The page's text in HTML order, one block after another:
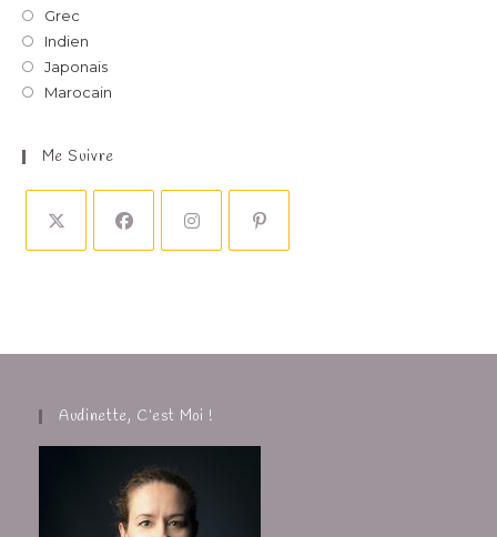
Grec
Indien
Japonais
Marocain
Me Suivre
Audinette, C’est Moi !